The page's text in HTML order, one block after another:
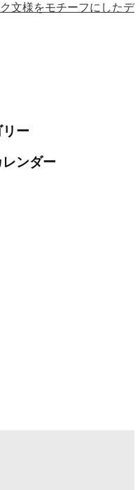
文様をモチーフにしたデ
ー
ンダー